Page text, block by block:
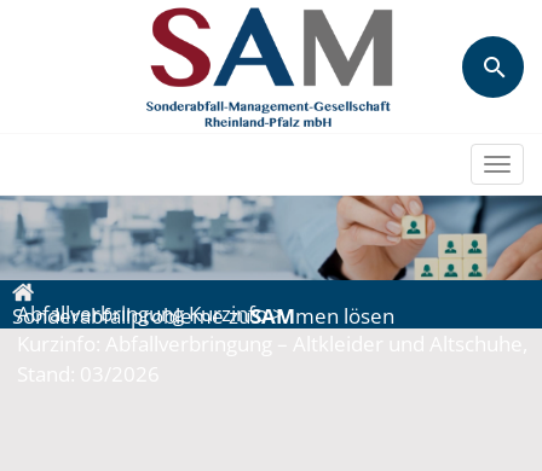
Abfallverbringung Kurzinfo>
Sonderabfallprobleme zuSAMmen lösen